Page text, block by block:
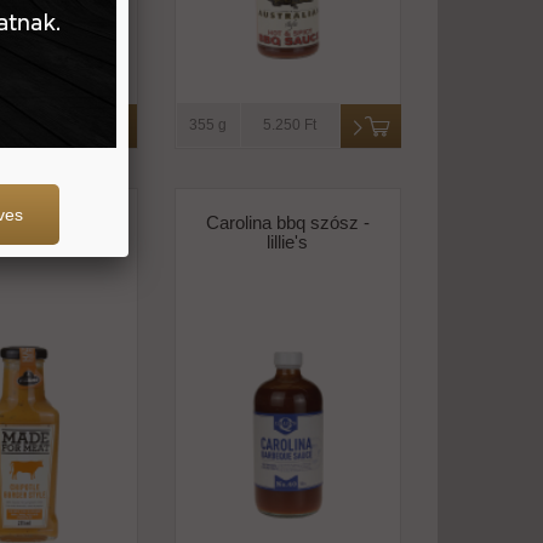
355 g 5.250 Ft
chipotlés
-kühne
Carolina bbq szósz -
lillie's